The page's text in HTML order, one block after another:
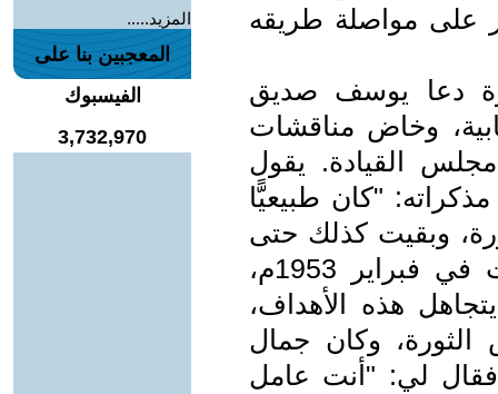
على مواصلة طريقه
دعا يوسف صديق
وخاض مناقشات
القيادة. يقول
"كان طبيعيًّا
وبقيت كذلك حتى
أعلنت الثورة أنها ستجري الانتخابات في فبراير 1953م،
هذه الأهداف،
وكان جمال
فقال لي: "أنت عامل
المزيد.....
المعجبين بنا على
الفيسبوك
3,732,970